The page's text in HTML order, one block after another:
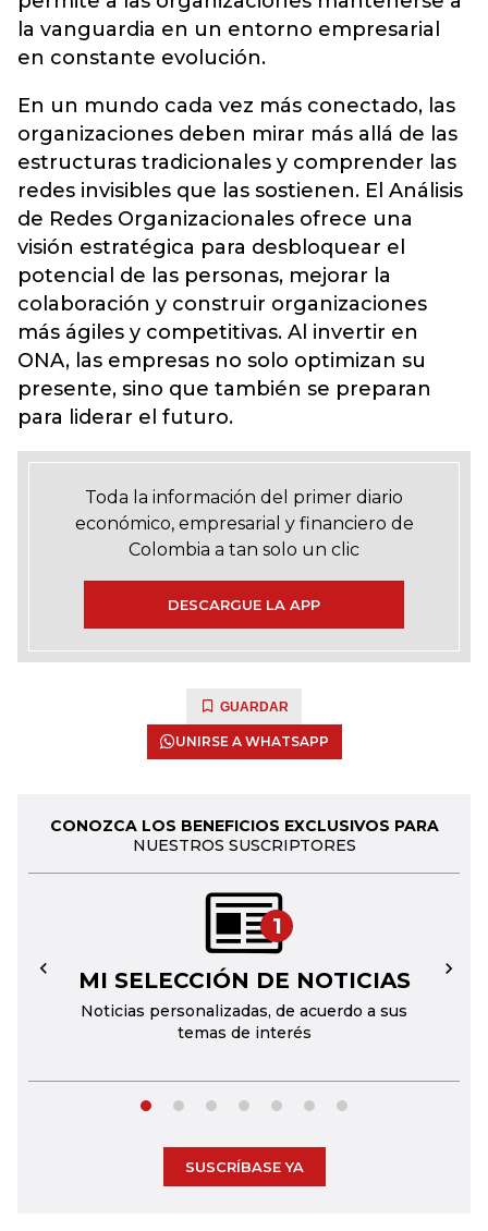
la vanguardia en un entorno empresarial
en constante evolución.
En un mundo cada vez más conectado, las
organizaciones deben mirar más allá de las
estructuras tradicionales y comprender las
redes invisibles que las sostienen. El Análisis
de Redes Organizacionales ofrece una
visión estratégica para desbloquear el
potencial de las personas, mejorar la
colaboración y construir organizaciones
más ágiles y competitivas. Al invertir en
ONA, las empresas no solo optimizan su
presente, sino que también se preparan
para liderar el futuro.
Toda la información del primer diario
económico, empresarial y financiero de
Colombia a tan solo un clic
DESCARGUE LA APP
GUARDAR
UNIRSE A WHATSAPP
CONOZCA LOS BENEFICIOS EXCLUSIVOS PARA
NUESTROS SUSCRIPTORES
1
MI SELECCIÓN DE NOTICIAS
Noticias personalizadas, de acuerdo a sus
temas de interés
← →
SUSCRÍBASE YA